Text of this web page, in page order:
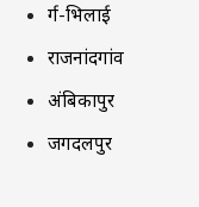
दुर्ग-भिलाई
राजनांदगांव
अंबिकापुर
जगदलपुर